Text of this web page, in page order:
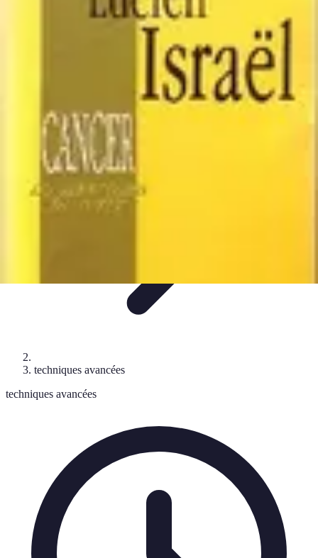
Astuces Rubik Cube
Techniques de Speedcubing
Techniques et Astuces
techniques avancées
techniques avancées